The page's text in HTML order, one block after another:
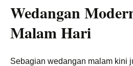
Wedangan
Malam Hari
Sebagian wedangan malam kini